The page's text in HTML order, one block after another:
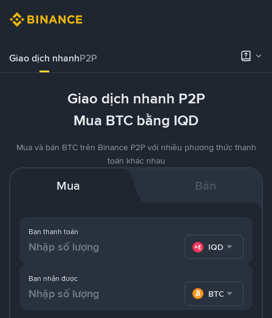
Giao dịch nhanhP2P
Giao dịch nhanh P2P
Mua BTC bằng IQD
Mua và bán BTC trên Binance P2P với nhiều phương thức thanh
toán khác nhau
Mua Bán
Bạn thanh toán
IQD
Bạn nhận được
BTC